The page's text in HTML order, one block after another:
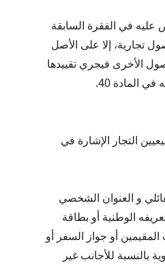
عليه في الفقرة السابقة
تجارية، إلا على الأصل
الأخرى فيجري تقييدها
المادة 40.
التجار الإشارة في
و العنوان الشخصي
الوطنية أو بطاقة
المقيمين أو جواز السفر أو
بالنسبة للأجانب غير